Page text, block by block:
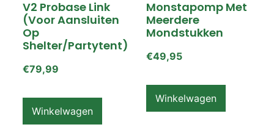
V2 Probase Link
(voor Aansluiten
Op
Shelter/partytent)
€79,99
Winkelwagen
Monstapomp Met
Meerdere
Mondstukken
€49,95
Winkelwagen